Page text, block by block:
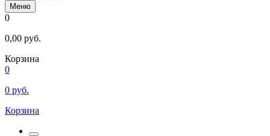
Меню
0
0,00 руб.
Корзина
0
0 руб.
Корзина